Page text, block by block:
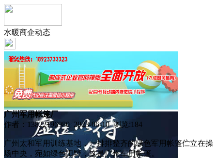
水暖商企动态
广州军用帐篷厂
作者：13822196980 2023-06-10 浏览:184
广州太和军用训练基地，一排排整齐的绿色军用帐篷伫立在操
场中央，宛如绿色田野，这是广州军用帐篷。